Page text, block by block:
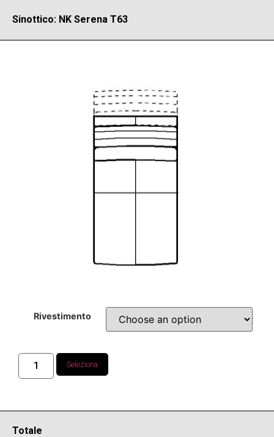
Sinottico: NK Serena T63
Rivestimento
Seleziona
Totale